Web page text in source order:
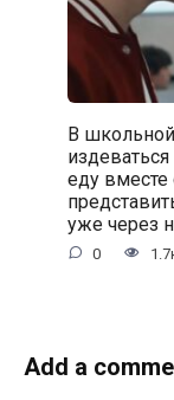
В
еду вместе
уже через
0
Add a